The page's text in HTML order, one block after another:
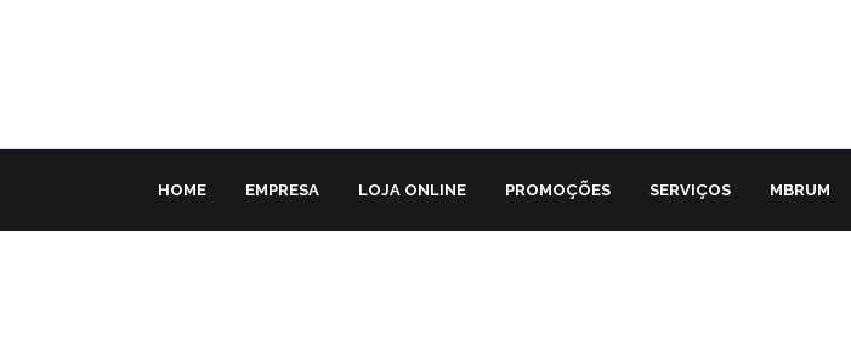
HOME EMPRESA LOJA ONLINE PROMOÇÕES SERVIÇOS MBRUM